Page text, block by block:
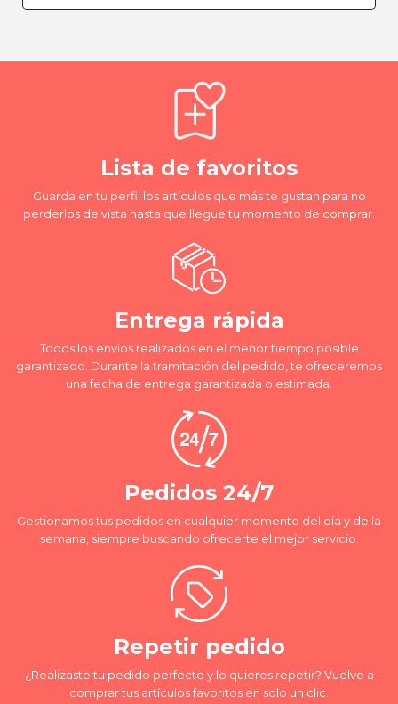
Lista de favoritos
Guarda en tu perfil los artículos que más te gustan para no
perderlos de vista hasta que llegue tu momento de comprar.
Entrega rápida
Todos los envíos realizados en el menor tiempo posible
garantizado. Durante la tramitación del pedido, te ofreceremos
una fecha de entrega garantizada o estimada.
Pedidos 24/7
Gestionamos tus pedidos en cualquier momento del día y de la
semana, siempre buscando ofrecerte el mejor servicio.
Repetir pedido
¿Realizaste tu pedido perfecto y lo quieres repetir? Vuelve a
comprar tus artículos favoritos en solo un clic.